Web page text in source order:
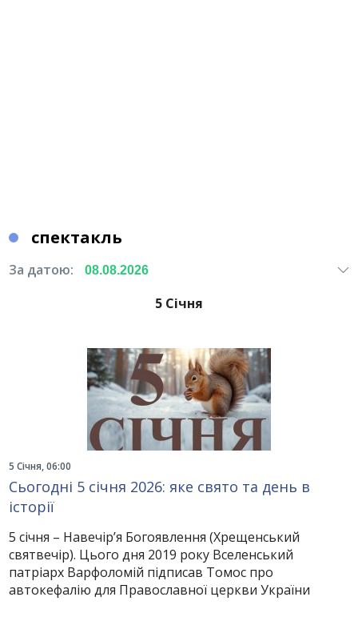
спектакль
За датою:
5 Січня
5 Січня, 06:00
Сьогодні 5 січня 2026: яке свято та день в
історії
5 січня – Навечір’я Богоявлення (Хрещенський
святвечір). Цього дня 2019 року Вселенський
патріарх Варфоломій підписав Томос про
автокефалію для Православної церкви України